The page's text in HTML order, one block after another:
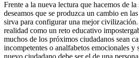
Frente a la nueva lectura que hacemos de
deseamos que se produzca un cambio en
sirva para configurar una mejor civilización.
realidad como un reto educativo
muchos de los próximos ciudadanos sean
incompetentes o analfabetos emocionales y